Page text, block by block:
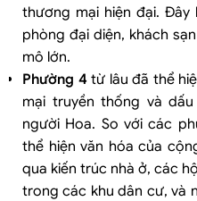
thương mại hiện đại.
phòng đại diện, khách
mô lớn.
Phường 4từ lâu đã thể
mại truyền thống và
người Hoa. So với các
thể hiện văn hóa của
qua kiến trúc nhà ở, các
trong các khu dân cư, và